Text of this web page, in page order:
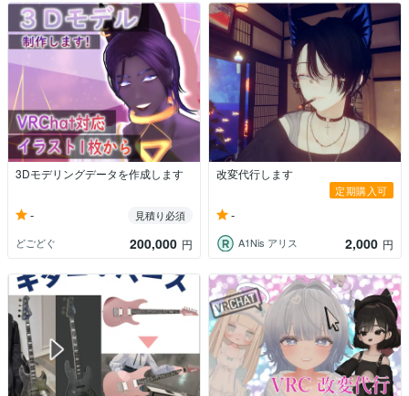
3Dモデリングデータを作成します
-
見積り必須
どごどぐ
200,000 円
改変代行します
定期購入可
-
A1Nis アリス 2,000 円